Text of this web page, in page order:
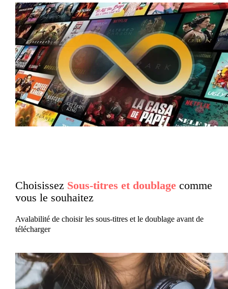
Choisissez Sous-titres et doublagecomme
vous le souhaitez
Avalabilité de choisir les sous-titres et le doublage avant de
télécharger